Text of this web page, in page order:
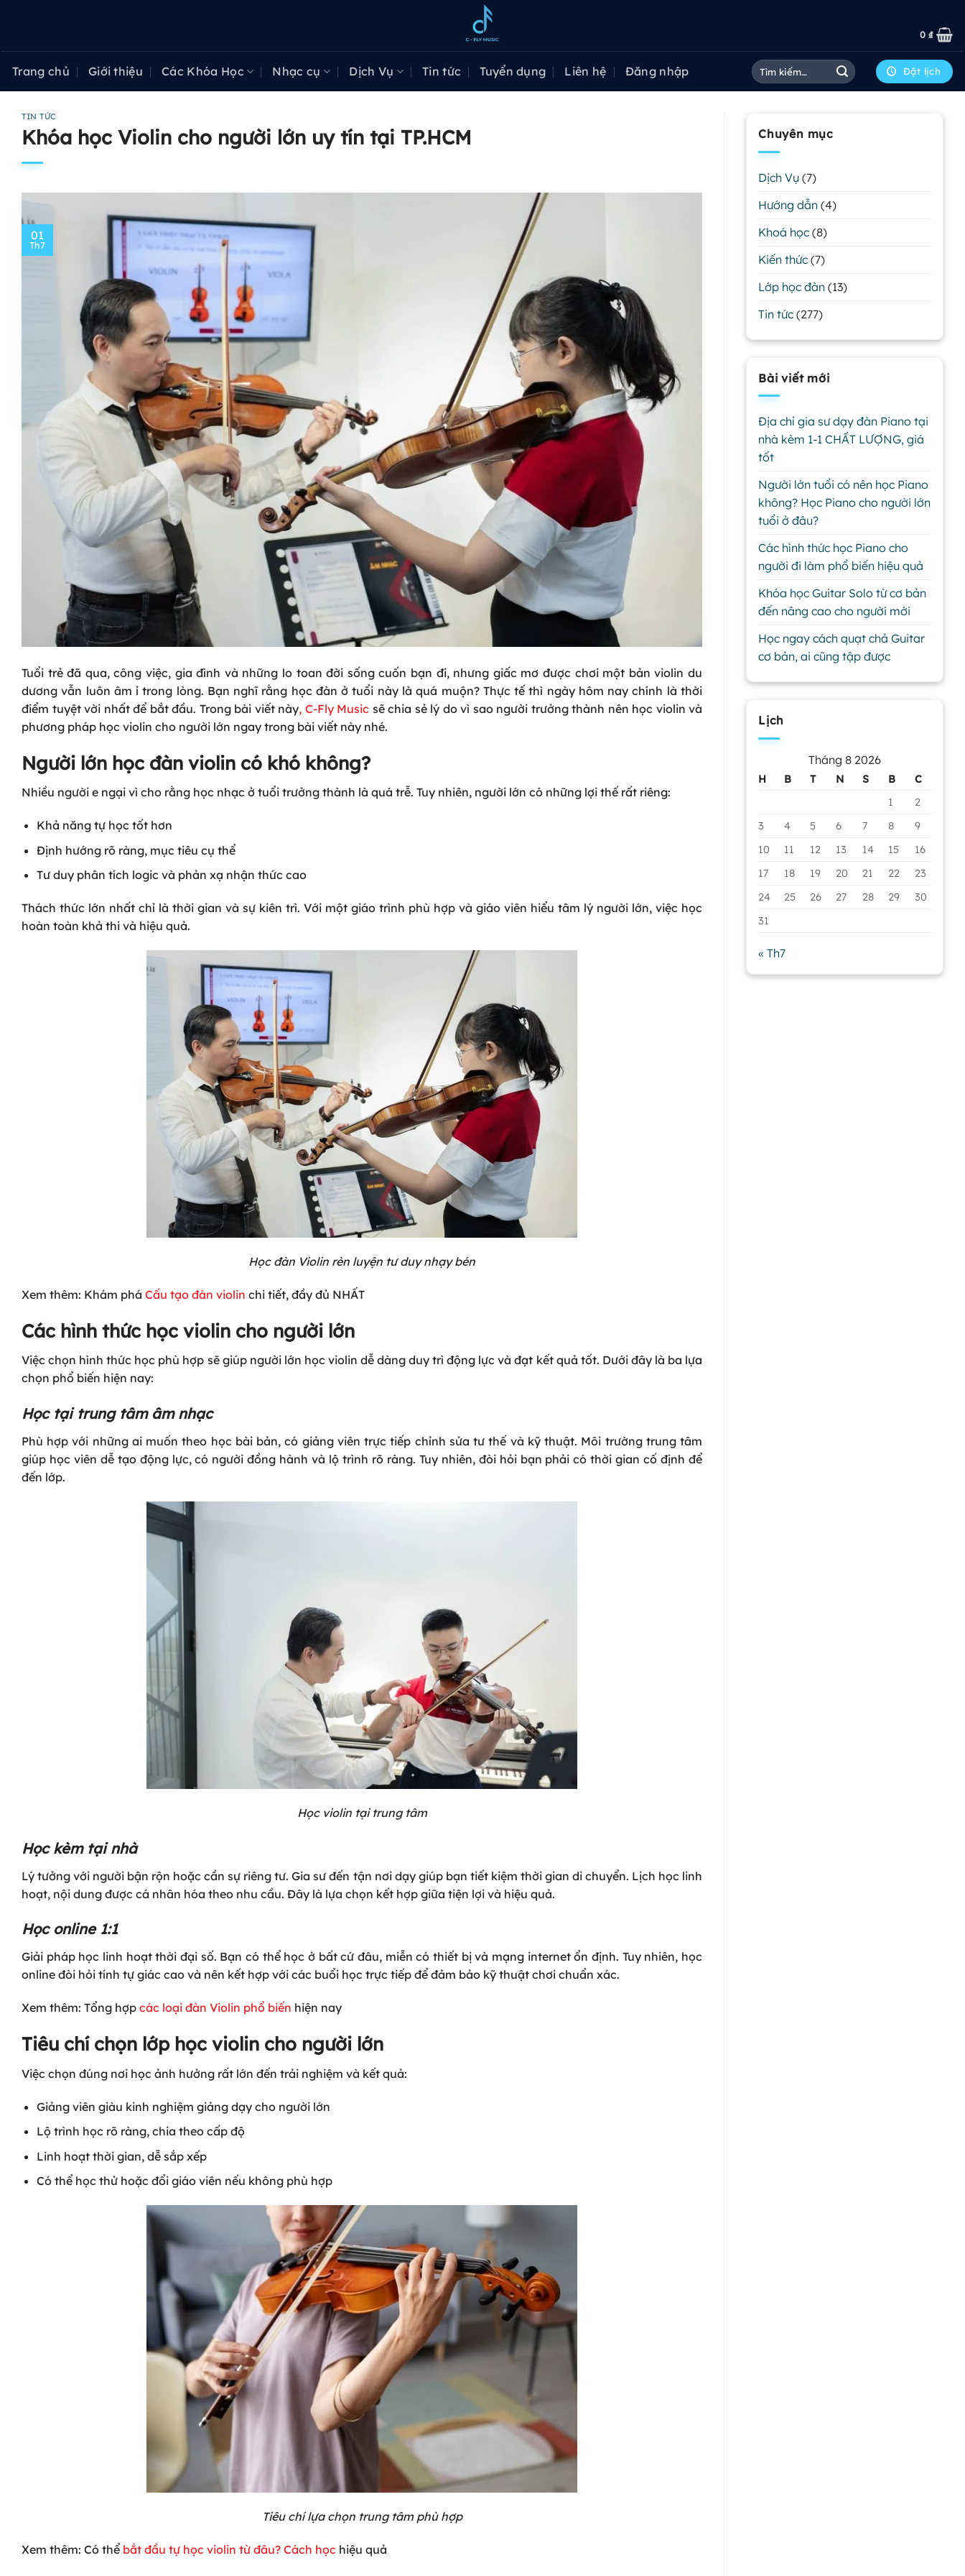
0 ₫
Trang chủ Giới thiệu Các Khóa Học Nhạc cụ Dịch Vụ Tin tức Tuyển dụng Liên hệ Đăng nhập
Tìm
kiếm:
Đặt lịch
TIN TỨC
Khóa học Violin cho người lớn uy tín tại TP.HCM
01
Th7
Tuổi trẻ đã qua, công việc, gia đình và những lo toan đời sống cuốn bạn đi, nhưng giấc mơ được chơi một bản violin du
dương vẫn luôn âm ỉ trong lòng. Bạn nghĩ rằng học đàn ở tuổi này là quá muộn? Thực tế thì ngày hôm nay chính là thời
điểm tuyệt vời nhất để bắt đầu. Trong bài viết này, C-Fly Music sẽ chia sẻ lý do vì sao người trưởng thành nên học violin và
phương pháp học violin cho người lớn ngay trong bài viết này nhé.
Người lớn học đàn violin có khó không?
Nhiều người e ngại vì cho rằng học nhạc ở tuổi trưởng thành là quá trễ. Tuy nhiên, người lớn có những lợi thế rất riêng:
Khả năng tự học tốt hơn
Định hướng rõ ràng, mục tiêu cụ thể
Tư duy phân tích logic và phản xạ nhận thức cao
Thách thức lớn nhất chỉ là thời gian và sự kiên trì. Với một giáo trình phù hợp và giáo viên hiểu tâm lý người lớn, việc học
hoàn toàn khả thi và hiệu quả.
Học đàn Violin rèn luyện tư duy nhạy bén
Xem thêm: Khám phá Cấu tạo đàn violin chi tiết, đầy đủ NHẤT
Các hình thức học violin cho người lớn
Việc chọn hình thức học phù hợp sẽ giúp người lớn học violin dễ dàng duy trì động lực và đạt kết quả tốt. Dưới đây là ba lựa
chọn phổ biến hiện nay:
Học tại trung tâm âm nhạc
Phù hợp với những ai muốn theo học bài bản, có giảng viên trực tiếp chỉnh sửa tư thế và kỹ thuật. Môi trường trung tâm
giúp học viên dễ tạo động lực, có người đồng hành và lộ trình rõ ràng. Tuy nhiên, đòi hỏi bạn phải có thời gian cố định để
đến lớp.
Học violin tại trung tâm
Học kèm tại nhà
Lý tưởng với người bận rộn hoặc cần sự riêng tư. Gia sư đến tận nơi dạy giúp bạn tiết kiệm thời gian di chuyển. Lịch học linh
hoạt, nội dung được cá nhân hóa theo nhu cầu. Đây là lựa chọn kết hợp giữa tiện lợi và hiệu quả.
Học online 1:1
Giải pháp học linh hoạt thời đại số. Bạn có thể học ở bất cứ đâu, miễn có thiết bị và mạng internet ổn định. Tuy nhiên, học
online đòi hỏi tính tự giác cao và nên kết hợp với các buổi học trực tiếp để đảm bảo kỹ thuật chơi chuẩn xác.
Xem thêm: Tổng hợp các loại đàn Violin phổ biến hiện nay
Tiêu chí chọn lớp học violin cho người lớn
Việc chọn đúng nơi học ảnh hưởng rất lớn đến trải nghiệm và kết quả:
Giảng viên giàu kinh nghiệm giảng dạy cho người lớn
Lộ trình học rõ ràng, chia theo cấp độ
Linh hoạt thời gian, dễ sắp xếp
Có thể học thử hoặc đổi giáo viên nếu không phù hợp
Tiêu chí lựa chọn trung tâm phù hợp
Xem thêm: Có thể bắt đầu tự học violin từ đâu? Cách học hiệu quả
Chuyên mục
Dịch Vụ (7)
Hướng dẫn (4)
Khoá học (8)
Kiến thức (7)
Lớp học đàn (13)
Tin tức (277)
Bài viết mới
Địa chỉ gia sư dạy đàn Piano tại
nhà kèm 1-1 CHẤT LƯỢNG, giá
tốt
Người lớn tuổi có nên học Piano
không? Học Piano cho người lớn
tuổi ở đâu?
Các hình thức học Piano cho
người đi làm phổ biến hiệu quả
Khóa học Guitar Solo từ cơ bản
đến nâng cao cho người mới
Học ngay cách quạt chả Guitar
cơ bản, ai cũng tập được
Lịch
Tháng 8 2026
H B T N S B
C
1
2
3
4 5 6 7 8
9
10
11 12 13 14 15
16
17
18 19 20 21 22
23
24
25 26 27 28 29
30
31
« Th7